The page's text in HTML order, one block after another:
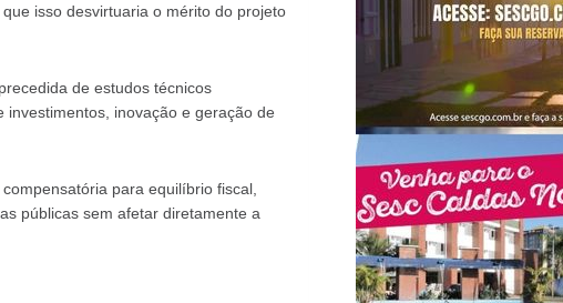
isso desvirtuaria o mérito do projeto
de estudos técnicos
inovação e geração de
para equilíbrio fiscal,
públicas sem afetar diretamente a